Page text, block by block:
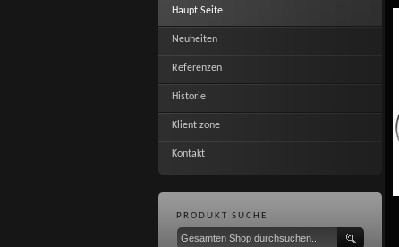
Haupt Seite
Neuheiten
Referenzen
Historie
Klient zone
Kontakt
PRODUKT SUCHE